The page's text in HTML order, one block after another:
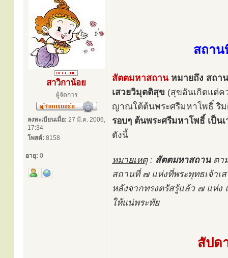
สาวิกาน้อย
ผู้จัดการ
ลงทะเบียนเมื่อ: 27 มี.ค. 2006,
17:34
โพสต์: 8158
อายุ: 0
สถาน
สัตตมหาสถานหมายถึง สถา
เสวยวิมุตติสุข (สุขอันเกิดแต่
ญาณใต้ต้นพระศรีมหาโพธิ์ ริ
รอบๆ ต้นพระศรีมหาโพธิ์ เป็
ดังนี้
หมายเหตุ: สัตตมหาสถานตา
สถานที่ ๗ แห่งที่พระพุทธเจ้าเ
หลังจากทรงตรัสรู้แล้ว ๗ แห่
ให้แน่พระทัย
สัปด